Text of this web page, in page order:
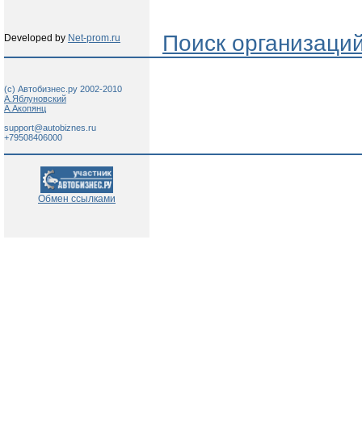
Developed by Net-prom.ru Поиск
(c) Автобизнес.ру 2002-2010
А.Яблуновский
А.Акопянц
support@autobiznes.ru
+79508406000
Обмен ссылками